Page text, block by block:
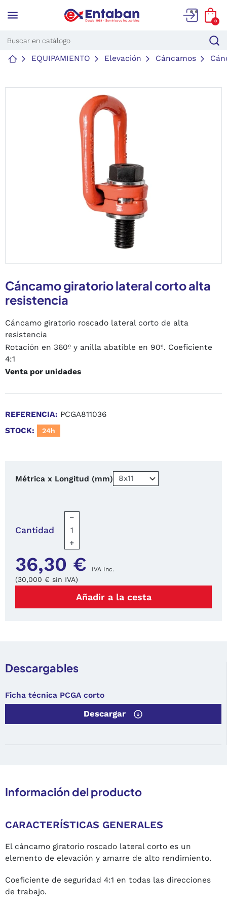
menu 0
EQUIPAMIENTO Elevación Cáncamos
Cáncamo giratorio lateral corto alta
resistencia
Cáncamo giratorio roscado lateral corto de alta
resistencia
Rotación en 360º y anilla abatible en 90º. Coeficiente
4:1
Venta por unidades
REFERENCIA: PCGA811036
STOCK:
24h
Métrica x Longitud (mm)
Cantidad
−
+
36,30 € IVA Inc.
(30,000 € sin IVA)
Añadir a la cesta
Descargables
Ficha técnica PCGA corto
Descargar
Información del producto
CARACTERÍSTICAS GENERALES
El cáncamo giratorio roscado lateral corto es un
elemento de elevación y amarre de alto rendimiento.
Coeficiente de seguridad 4:1 en todas las direcciones
de trabajo.